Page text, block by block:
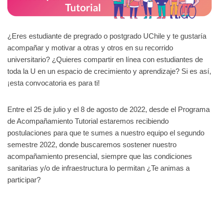
¿Eres estudiante de pregrado o postgrado UChile y te gustaría
acompañar y motivar a otras y otros en su recorrido
universitario? ¿Quieres compartir en línea con estudiantes de
toda la U en un espacio de crecimiento y aprendizaje? Si es así,
¡esta convocatoria es para ti!
Entre el 25 de julio y el 8 de agosto de 2022, desde el Programa
de Acompañamiento Tutorial estaremos recibiendo
postulaciones para que te sumes a nuestro equipo el segundo
semestre 2022, donde buscaremos sostener nuestro
acompañamiento presencial, siempre que las condiciones
sanitarias y/o de infraestructura lo permitan ¿Te animas a
participar?